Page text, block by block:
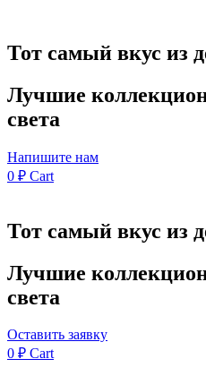
Тот самый вкус из
Лучшие
света
Напишите нам
0 ₽ Cart
Тот самый вкус из
Лучшие
света
Оставить заявку
0 ₽ Cart